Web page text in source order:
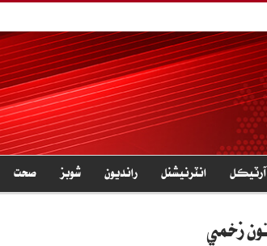
آرٽيڪل انٽرنيشنل رانديون شوبز صحت